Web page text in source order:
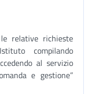
relative richieste
compilando
al servizio
e gestione”